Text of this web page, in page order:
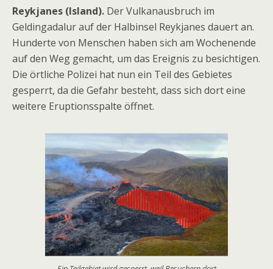
Reykjanes (Island). Der Vulkanausbruch im
Geldingadalur auf der Halbinsel Reykjanes dauert an.
Hunderte von Menschen haben sich am Wochenende
auf den Weg gemacht, um das Ereignis zu besichtigen.
Die örtliche Polizei hat nun ein Teil des Gebietes
gesperrt, da die Gefahr besteht, dass sich dort eine
weitere Eruptionsspalte öffnet.